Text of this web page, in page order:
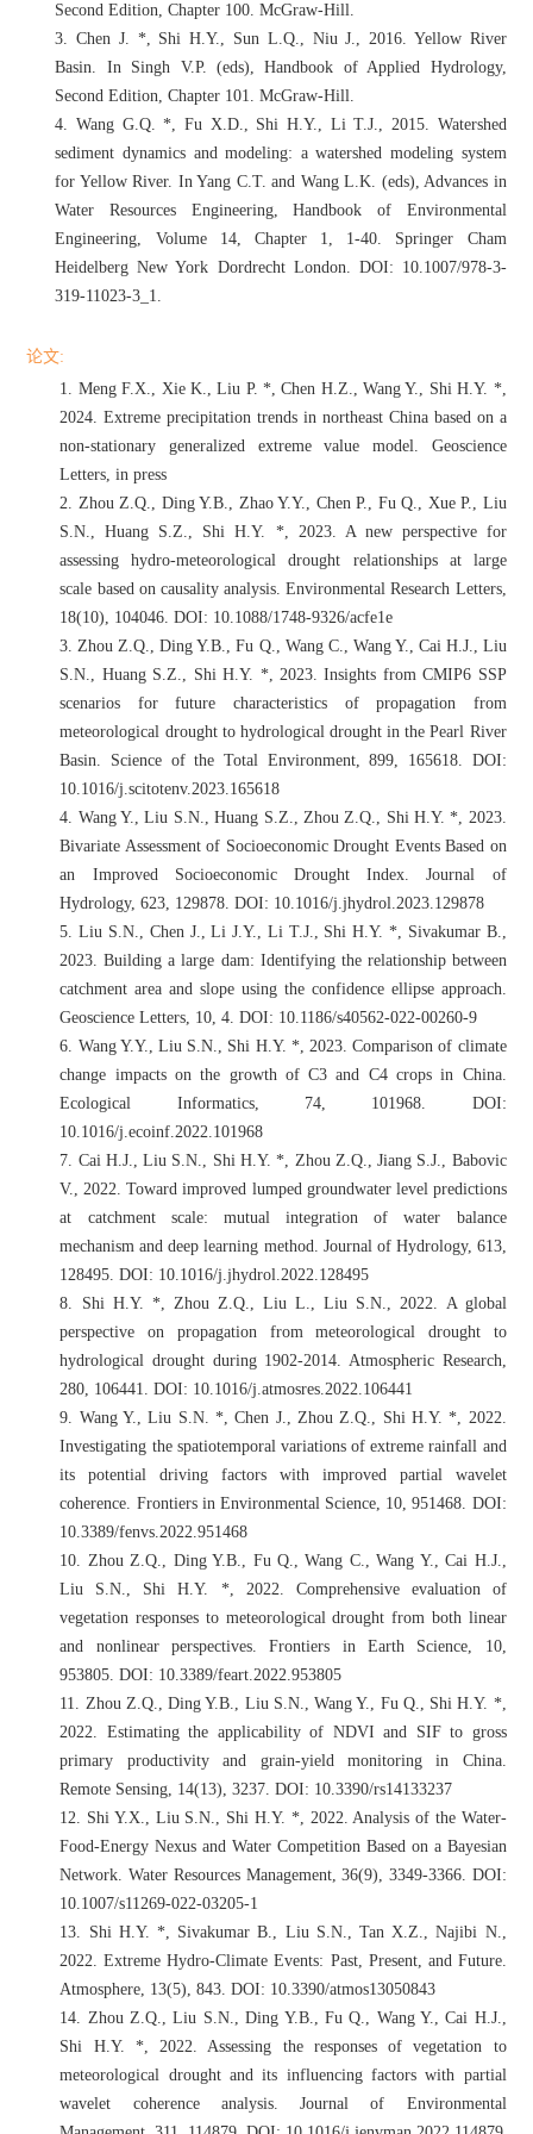
Second Edition, Chapter 100. McGraw-Hill.
3.Chen J. *, Shi H.Y., Sun L.Q., Niu J., 2016. Yellow River
Basin. In Singh V.P. (eds), Handbook of Applied Hydrology,
Second Edition, Chapter 101. McGraw-Hill.
4.Wang G.Q. *, Fu X.D., Shi H.Y., Li T.J., 2015. Watershed
sediment dynamics and modeling: a watershed modeling system
for Yellow River. In Yang C.T. and Wang L.K. (eds), Advances in
Water Resources Engineering, Handbook of Environmental
Engineering, Volume 14, Chapter 1, 1-40. Springer Cham
Heidelberg New York Dordrecht London. DOI: 10.1007/978-3-
319-11023-3_1.
论文:
1. Meng F.X., Xie K., Liu P. *, Chen H.Z., Wang Y., Shi H.Y. *,
2024. Extreme precipitation trends in northeast China based on a
non-stationary generalized extreme value model. Geoscience
Letters, in press
2. Zhou Z.Q., Ding Y.B., Zhao Y.Y., Chen P., Fu Q., Xue P., Liu
S.N., Huang S.Z., Shi H.Y. *, 2023. A new perspective for
assessing hydro-meteorological drought relationships at large
scale based on causality analysis. Environmental Research Letters,
18(10), 104046. DOI: 10.1088/1748-9326/acfe1e
3. Zhou Z.Q., Ding Y.B., Fu Q., Wang C., Wang Y., Cai H.J., Liu
S.N., Huang S.Z., Shi H.Y. *, 2023. Insights from CMIP6 SSP
scenarios for future characteristics of propagation from
meteorological drought to hydrological drought in the Pearl River
Basin. Science of the Total Environment, 899, 165618. DOI:
10.1016/j.scitotenv.2023.165618
4. Wang Y., Liu S.N., Huang S.Z., Zhou Z.Q., Shi H.Y. *, 2023.
Bivariate Assessment of Socioeconomic Drought Events Based on
an Improved Socioeconomic Drought Index. Journal of
Hydrology, 623, 129878. DOI: 10.1016/j.jhydrol.2023.129878
5.Liu S.N., Chen J., Li J.Y., Li T.J., Shi H.Y. *, Sivakumar B.,
2023. Building a large dam: Identifying the relationship between
catchment area and slope using the confidence ellipse approach.
Geoscience Letters, 10, 4. DOI: 10.1186/s40562-022-00260-9
6. Wang Y.Y., Liu S.N., Shi H.Y. *, 2023. Comparison of climate
change impacts on the growth of C3 and C4 crops in China.
Ecological Informatics, 74, 101968. DOI:
10.1016/j.ecoinf.2022.101968
7. Cai H.J., Liu S.N., Shi H.Y. *, Zhou Z.Q., Jiang S.J., Babovic
V., 2022. Toward improved lumped groundwater level predictions
at catchment scale: mutual integration of water balance
mechanism and deep learning method. Journal of Hydrology, 613,
128495. DOI: 10.1016/j.jhydrol.2022.128495
8. Shi H.Y. *, Zhou Z.Q., Liu L., Liu S.N., 2022. A global
perspective on propagation from meteorological drought to
hydrological drought during 1902-2014. Atmospheric Research,
280, 106441. DOI: 10.1016/j.atmosres.2022.106441
9. Wang Y., Liu S.N. *, Chen J., Zhou Z.Q., Shi H.Y. *, 2022.
Investigating the spatiotemporal variations of extreme rainfall and
its potential driving factors with improved partial wavelet
coherence. Frontiers in Environmental Science, 10, 951468. DOI:
10.3389/fenvs.2022.951468
10. Zhou Z.Q., Ding Y.B., Fu Q., Wang C., Wang Y., Cai H.J.,
Liu S.N., Shi H.Y. *, 2022. Comprehensive evaluation of
vegetation responses to meteorological drought from both linear
and nonlinear perspectives. Frontiers in Earth Science, 10,
953805. DOI: 10.3389/feart.2022.953805
11. Zhou Z.Q., Ding Y.B., Liu S.N., Wang Y., Fu Q., Shi H.Y. *,
2022. Estimating the applicability of NDVI and SIF to gross
primary productivity and grain-yield monitoring in China.
Remote Sensing, 14(13), 3237. DOI: 10.3390/rs14133237
12. Shi Y.X., Liu S.N., Shi H.Y. *, 2022. Analysis of the Water-
Food-Energy Nexus and Water Competition Based on a Bayesian
Network. Water Resources Management, 36(9), 3349-3366. DOI:
10.1007/s11269-022-03205-1
13. Shi H.Y. *, Sivakumar B., Liu S.N., Tan X.Z., Najibi N.,
2022. Extreme Hydro-Climate Events: Past, Present, and Future.
Atmosphere, 13(5), 843. DOI: 10.3390/atmos13050843
14. Zhou Z.Q., Liu S.N., Ding Y.B., Fu Q., Wang Y., Cai H.J.,
Shi H.Y. *, 2022. Assessing the responses of vegetation to
meteorological drought and its influencing factors with partial
wavelet coherence analysis. Journal of Environmental